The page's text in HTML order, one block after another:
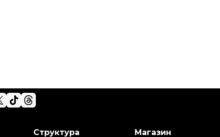
Структура Магазин